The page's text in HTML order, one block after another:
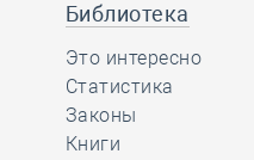
Библиотека
Это интересно
Статистика
Законы
Книги